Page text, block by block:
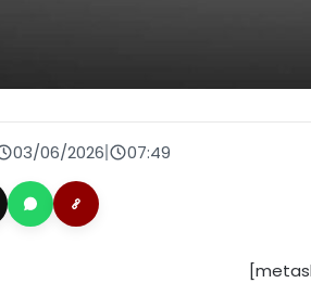
03/06/2026| 07:49